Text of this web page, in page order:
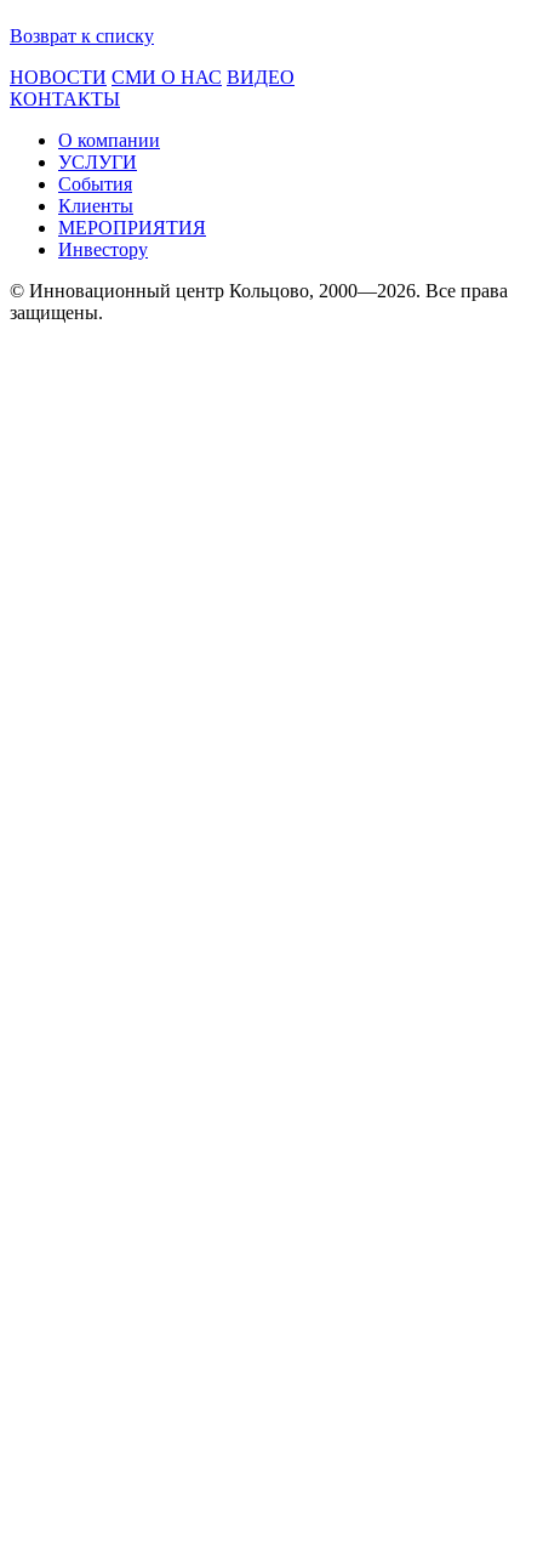
Возврат к списку
НОВОСТИ СМИ О НАС ВИДЕО
КОНТАКТЫ
О компании
УСЛУГИ
События
Клиенты
МЕРОПРИЯТИЯ
Инвестору
© Инновационный центр Кольцово, 2000—2026. Все права
защищены.